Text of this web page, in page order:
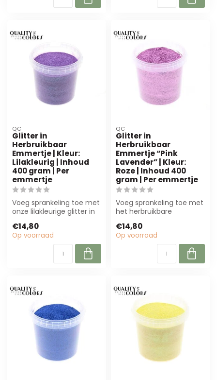
QC
Glitter in
Herbruikbaar
Emmertje | Kleur:
Lilakleurig | Inhoud
400 gram | Per
emmertje
Voeg sprankeling toe met
onze lilakleurige glitter in
emmertje ...
€14,80
Op voorraad
QC
Glitter in
Herbruikbaar
Emmertje “Pink
Lavender” | Kleur:
Roze | Inhoud 400
gram | Per emmertje
Voeg sprankeling toe met
het herbruikbare
Deze 400 gra...
€14,80
Op voorraad